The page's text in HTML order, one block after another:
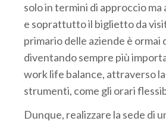
solo in termini di approccio
e soprattutto il biglietto da
primario delle aziende è
diventando sempre più
work life balance, attraverso
strumenti, come gli orari
Dunque, realizzare la sede di